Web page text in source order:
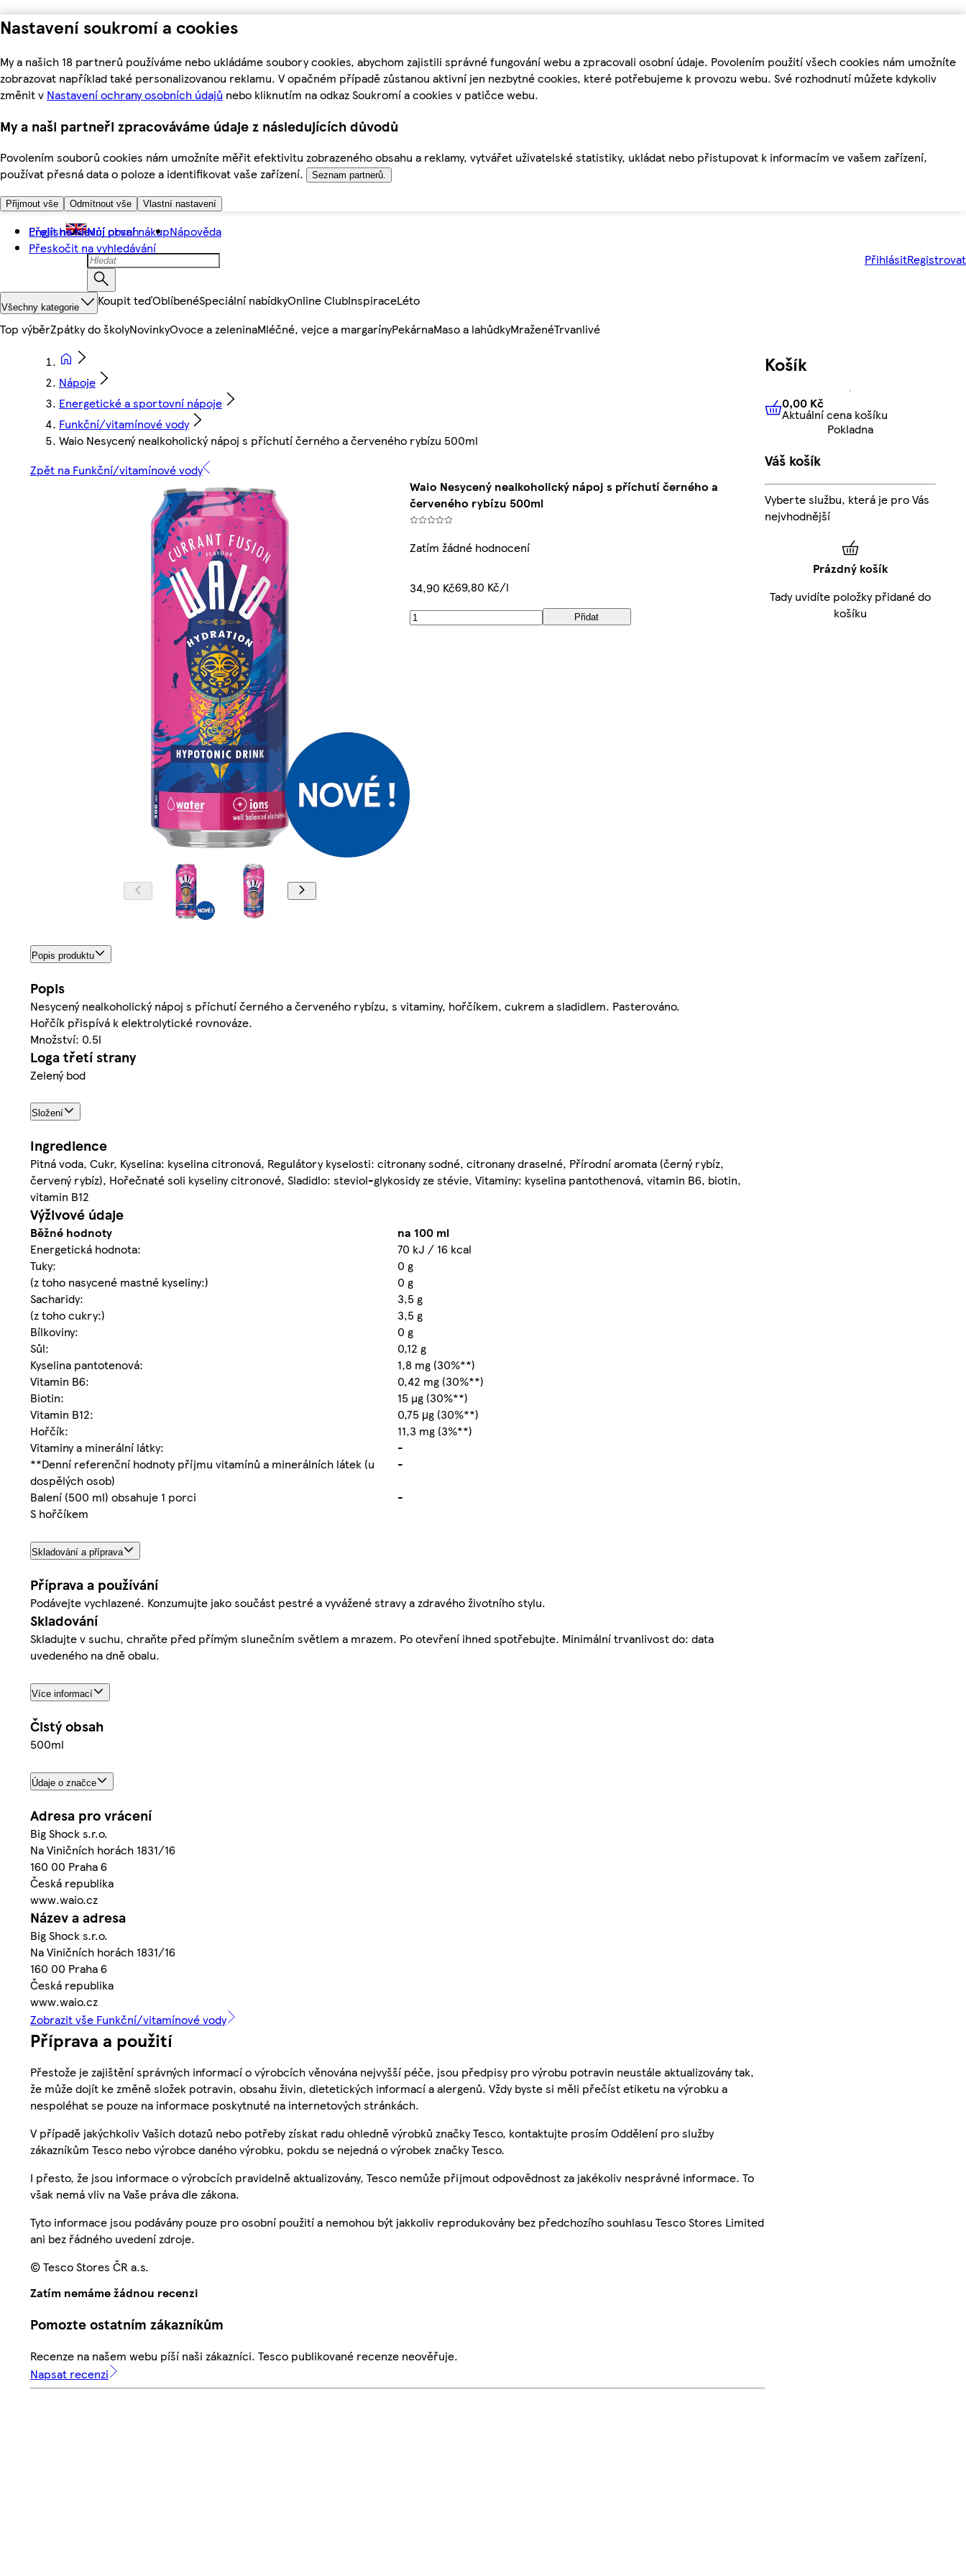
Nastavení soukromí a cookies
My a našich 18 partnerů používáme nebo ukládáme soubory cookies, abychom zajistili správné fungování webu a zpracovali osobní údaje. Povolením použití všech cookies nám umožníte
zobrazovat například také personalizovanou reklamu. V opačném případě zůstanou aktivní jen nezbytné cookies, které potřebujeme k provozu webu. Své rozhodnutí můžete kdykoliv
změnit v Nastavení ochrany osobních údajů nebo kliknutím na odkaz Soukromí a cookies v patičce webu.
My a naši partneři zpracováváme údaje z následujících důvodů
Povolením souborů cookies nám umožníte měřit efektivitu zobrazeného obsahu a reklamy, vytvářet uživatelské statistiky, ukládat nebo přistupovat k informacím ve vašem zařízení,
používat přesná data o poloze a identifikovat vaše zařízení.
Seznam partnerů.
Přijmout vše Odmítnout vše Vlastní nastavení
Přejít na hlavní obsah
Přeskočit na vyhledávání
English Můj první nákupNápověda
PřihlásitRegistrovat
Všechny kategorie Koupit teďOblíbenéSpeciální nabídkyOnline ClubInspiraceLéto
Top výběrZpátky do školyNovinkyOvoce a zeleninaMléčné, vejce a margarínyPekárnaMaso a lahůdkyMraženéTrvanlivé
Nápoje
Energetické a sportovní nápoje
Funkční/vitamínové vody
Waio Nesycený nealkoholický nápoj s příchutí černého a červeného rybízu 500ml
Zpět na Funkční/vitamínové vody
Waio Nesycený nealkoholický nápoj s příchutí černého a
červeného rybízu 500ml
Zatím žádné hodnocení
34,90 Kč69,80 Kč/l
Přidat
Popis produktu
Popis
Nesycený nealkoholický nápoj s příchutí černého a červeného rybízu, s vitaminy, hořčíkem, cukrem a sladidlem. Pasterováno.
Hořčík přispívá k elektrolytické rovnováze.
Množství: 0.5l
Loga třetí strany
Zelený bod
Složení
Ingredience
Pitná voda, Cukr, Kyselina: kyselina citronová, Regulátory kyselosti: citronany sodné, citronany draselné, Přírodní aromata (černý rybíz,
červený rybíz), Hořečnaté soli kyseliny citronové, Sladidlo: steviol-glykosidy ze stévie, Vitaminy: kyselina pantothenová, vitamin B6, biotin,
vitamin B12
Výživové údaje
Běžné hodnoty
na 100 ml
Energetická hodnota:
70 kJ / 16 kcal
Tuky:
0 g
(z toho nasycené mastné kyseliny:)
0 g
Sacharidy:
3,5 g
(z toho cukry:)
3,5 g
Bílkoviny:
0 g
Sůl:
0,12 g
Kyselina pantotenová:
1,8 mg (30%**)
Vitamin B6:
0,42 mg (30%**)
Biotin:
15 µg (30%**)
Vitamin B12:
0,75 μg (30%**)
Hořčík:
11,3 mg (3%**)
Vitaminy a minerální látky:
-
**Denní referenční hodnoty příjmu vitamínů a minerálních látek (u
dospělých osob)
-
Balení (500 ml) obsahuje 1 porci
-
S hořčíkem
Skladování a příprava
Příprava a používání
Podávejte vychlazené. Konzumujte jako součást pestré a vyvážené stravy a zdravého životního stylu.
Skladování
Skladujte v suchu, chraňte před přímým slunečním světlem a mrazem. Po otevření ihned spotřebujte. Minimální trvanlivost do: data
uvedeného na dně obalu.
Více informací
Čistý obsah
500ml
Údaje o značce
Adresa pro vrácení
Big Shock s.r.o.
Na Viničních horách 1831/16
160 00 Praha 6
Česká republika
www.waio.cz
Název a adresa
Big Shock s.r.o.
Na Viničních horách 1831/16
160 00 Praha 6
Česká republika
www.waio.cz
Zobrazit vše Funkční/vitamínové vody
Příprava a použití
Přestože je zajištění správných informací o výrobcích věnována nejvyšší péče, jsou předpisy pro výrobu potravin neustále aktualizovány tak,
že může dojít ke změně složek potravin, obsahu živin, dietetických informací a alergenů. Vždy byste si měli přečíst etiketu na výrobku a
nespoléhat se pouze na informace poskytnuté na internetových stránkách.
V případě jakýchkoliv Vašich dotazů nebo potřeby získat radu ohledně výrobků značky Tesco, kontaktujte prosím Oddělení pro služby
zákazníkům Tesco nebo výrobce daného výrobku, pokdu se nejedná o výrobek značky Tesco.
I přesto, že jsou informace o výrobcích pravidelně aktualizovány, Tesco nemůže přijmout odpovědnost za jakékoliv nesprávné informace. To
však nemá vliv na Vaše práva dle zákona.
Tyto informace jsou podávány pouze pro osobní použití a nemohou být jakkoliv reprodukovány bez předchozího souhlasu Tesco Stores Limited
ani bez řádného uvedení zdroje.
© Tesco Stores ČR a.s.
Zatím nemáme žádnou recenzi
Pomozte ostatním zákazníkům
Recenze na našem webu píší naši zákazníci. Tesco publikované recenze neověřuje.
Napsat recenzi
Košík
0,00 KčAktuální cena košíku
0,00 Kč
Aktuální cena košíku
Pokladna
Váš košík
Vyberte službu, která je pro Vás
nejvhodnější
Prázdný košík
Tady uvidíte položky přidané do
košíku